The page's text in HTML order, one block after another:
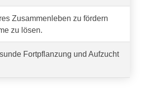
Zusammenleben zu fördern
zu lösen.
Fortpflanzung und Aufzucht